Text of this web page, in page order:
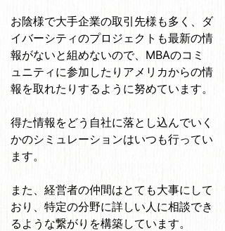
お陰様で大手企業の取引先様も多く、ダ
イバーシティのプロジェクトも最新の情
報がないと組めないので、MBAのコミ
ュニティに参加したりアメリカからの情
報を取れたりするように努めています。
得た情報をどう自社に落とし込んでいく
かのシミュレーションはいつも行ってい
ます。
また、経営者の仲間はとても大事にして
おり、特定の分野に詳しい人に相談でき
るような繋がりを構築しています。